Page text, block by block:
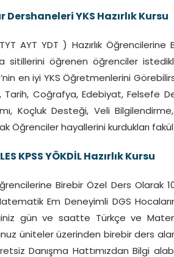
Dershaneleri YKS Hazırlık Kursu
AYT YDT ) Hazırlık
sitillerini öğrenen öğrenciler
en iyi YKS Öğretmenlerini
Tarih, Coğrafya, Edebiyat, Felsefe
Koçluk Desteği, Veli
Öğrenciler hayallerini kurdukları
KPSS YÖKDİL Hazırlık Kursu
Birebir Özel Ders Olarak
Em Deneyimli DGS
gün ve saatte Türkçe ve
üniteler üzerinden birebir ders
Danışma Hattımızdan Bilgi